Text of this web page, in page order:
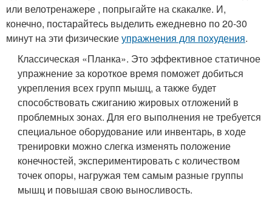
или велотренажере , попрыгайте на скакалке. И,
конечно, постарайтесь выделить ежедневно по 20-30
минут на эти физическиеупражнения для похудения.
Классическая «Планка». Это эффективное статичное
упражнение за короткое время поможет добиться
укрепления всех групп мышц, а также будет
способствовать сжиганию жировых отложений в
проблемных зонах. Для его выполнения не требуется
специальное оборудование или инвентарь, в ходе
тренировки можно слегка изменять положение
конечностей, экспериментировать с количеством
точек опоры, нагружая тем самым разные группы
мышц и повышая свою выносливость.